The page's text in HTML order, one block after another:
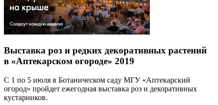
Выставка роз и редких декоративных растений
в «Аптекарском огороде» 2019
С 1 по 5 июля в Ботаническом саду МГУ «Аптекарский
огород» пройдет ежегодная выставка роз и декоративных
кустарников.